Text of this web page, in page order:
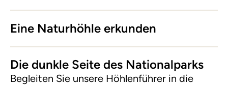
Eine Naturhöhle erkunden
Die dunkle Seite des Nationalparks
Begleiten Sie unsere Höhlenführer in die